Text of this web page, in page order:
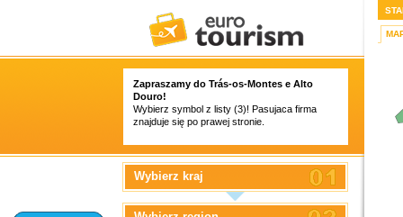
Zapraszamy do Trás-os-Montes e Alto
Douro!
Wybierz symbol z listy (3)! Pasujaca firma
znajduje się po prawej stronie.
Wybierz kraj